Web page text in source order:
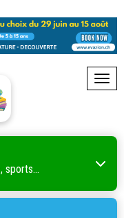
sports...